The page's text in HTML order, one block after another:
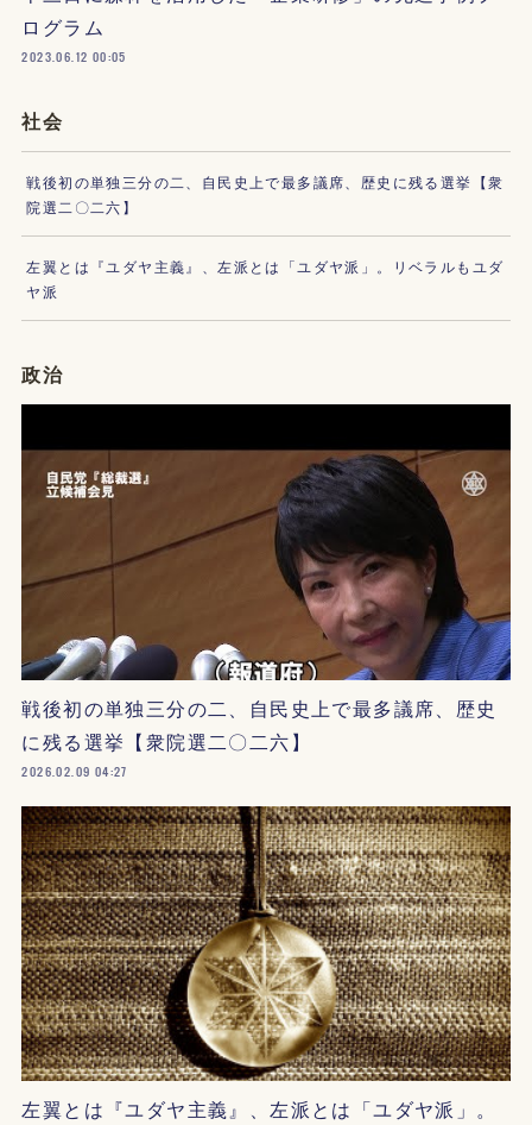
ログラム
2023.06.12 00:05
社会
戦後初の単独三分の二、自民史上で最多議席、歴史に残る選挙【衆
院選二〇二六】
左翼とは『ユダヤ主義』、左派とは「ユダヤ派」。リベラルもユダ
ヤ派
政治
戦後初の単独三分の二、自民史上で最多議席、歴史
に残る選挙【衆院選二〇二六】
2026.02.09 04:27
左翼とは『ユダヤ主義』、左派とは「ユダヤ派」。